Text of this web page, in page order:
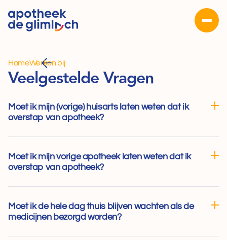
HomeWerken bij
Veelgestelde Vragen
Moet ik mijn (vorige) huisarts laten weten dat ik
overstap van apotheek?
Moet ik mijn vorige apotheek laten weten dat ik
overstap van apotheek?
Moet ik de hele dag thuis blijven wachten als de
medicijnen bezorgd worden?